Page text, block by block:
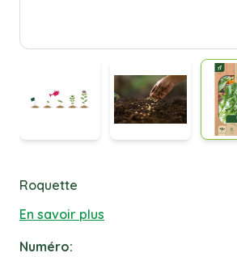
Roquette
En savoir plus
Numéro: